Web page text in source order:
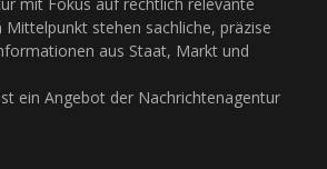
Mittelpunkt stehen sachliche, präzise
aus Staat, Markt und
ein Angebot der Nachrichtenagentur